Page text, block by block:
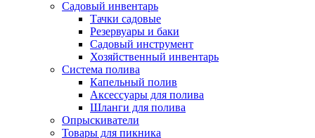
Садовый инвентарь
Тачки садовые
Резервуары и баки
Садовый инструмент
Хозяйственный инвентарь
Система полива
Капельный полив
Аксессуары для полива
Шланги для полива
Опрыскиватели
Товары для пикника